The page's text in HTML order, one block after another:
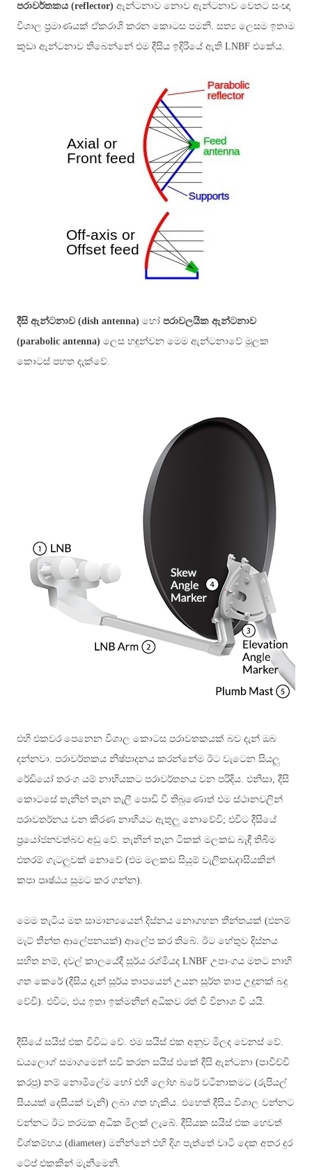
පරාවර්තකය (reflector) ඇන්ටනාව නොව ඇන්ටනාව වෙතට සංඥා
විශාල ප්‍රමාණයක් ඒකරාශි කරන කොටස පමනි. සත්‍ය ලෙසම ඉතාම
කුඩා ඇන්ටනාව තිබෙන්නේ එම දීසිය ඉදිරියේ ඇති LNBF එකේය.
දීසි ඇන්ටනාව (dish antenna) හෝ පරාවලයික ඇන්ටනාව
(parabolic antenna) ලෙස හඳුන්වන මෙම ඇන්ටනාවේ මූලක
කොටස් පහත දැක්වේ.
එහි එකවර පෙනෙන විශාල කොටස පරාවතකයක් බව දැන් ඔබ
දන්නවා. පරාවර්තකය නිෂ්පාදනය කරන්නේම ඊට වැටෙන සියලු
රේඩියෝ තරංග යම් නාභියකට පරාවර්තනය වන පරිදිය. එනිසා, දීසි
කොටසේ තැනින් තැන තැලී පොඩි වී තිබුණොත් එම ස්ථානවලින්
පරාවතර්නය වන කිරණ නාභියට ඇතුලු නොවේවි; එවිට දීසියේ
ප්‍රයෝජනවත්බව අඩු වේ. තැනින් තැන ටිකක් මලකඩ බැඳී තිබීම
එතරම් ගැටලුවක් නොවේ (එම මලකඩ සියුම් වැලිකඩදාසියකින්
කපා පෘෂ්ඨය සුමට කර ගන්න).
මෙම තැටිය මත සාමාන්‍යයෙන් දිස්නය නොගහන තීන්තයක් (එනම්
මැට් තීන්ත ආලේපනයක්) ආලේප කර තිබේ. ඊට හේතුව දිස්නය
සහිත නම්, දවල් කාලයේදී සූර්ය රශ්මියද LNBF උපාංගය මතට නාභි
ගත කෙරේ (දීසිය දැන් සූර්ය තාපයෙන් උයන සූර්ත තාප උදුනක් බදු
වේවි). එවිට, එය ඉතා ඉක්මනින් අධිකව රත් වී විනාශ වී යයි.
දීසියේ සයිස් එක විවිධ වේ. එම සයිස් එක අනුව මිලද වෙනස් වේ.
ඩයලොග් සමාගමෙන් සවි කරන සයිස් එකේ දීසි ඇන්ටනා (පාවිච්චි
කරපු) නම් නොමිලේම හෝ එහි ලෝහ බරේ වටිනාකමට (රුපියල්
සියයක් දෙසීයක් වැනි) ලබා ගත හැකිය. එහෙත් දීසිය විශාල වන්නට
වන්නට ඊට තරමක අධික මිලක් ලැබේ. දීසියක සයිස් එක හෙවත්
විශ්කම්භය (diameter) මනින්නේ එහි දිග පැත්තේ වාටි දෙක අතර දුර
ටේප් එකකින් මැනීමෙනි.